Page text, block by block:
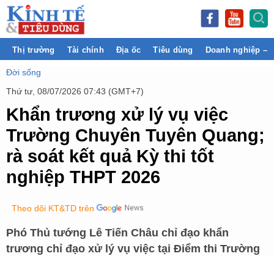
Thị trường Tài chính Địa ốc Tiêu dùng Doanh nghiệp –
Đời sống
Thứ tư, 08/07/2026 07:43 (GMT+7)
Khẩn trương xử lý vụ việc
Trường Chuyên Tuyên Quang;
rà soát kết quả Kỳ thi tốt
nghiệp THPT 2026
Theo dõi KT&TD trên
Phó Thủ tướng Lê Tiến Châu chỉ đạo khẩn
trương chỉ đạo xử lý vụ việc tại Điểm thi Trường